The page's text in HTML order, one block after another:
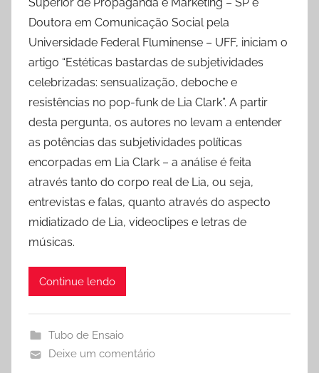
Superior de Propaganda e Marketing – SP e
Doutora em Comunicação Social pela
Universidade Federal Fluminense – UFF, iniciam o
artigo “Estéticas bastardas de subjetividades
celebrizadas: sensualização, deboche e
resistências no pop-funk de Lia Clark”. A partir
desta pergunta, os autores no levam a entender
as potências das subjetividades políticas
encorpadas em Lia Clark – a análise é feita
através tanto do corpo real de Lia, ou seja,
entrevistas e falas, quanto através do aspecto
midiatizado de Lia, videoclipes e letras de
músicas.
Continue lendo
Tubo de Ensaio
Deixe um comentário